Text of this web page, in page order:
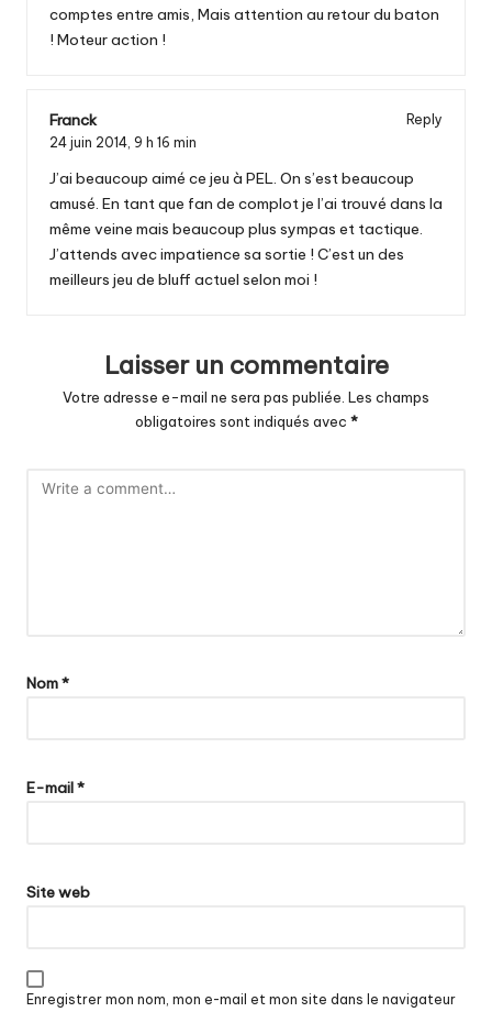
comptes entre amis, Mais attention au retour du baton
! Moteur action !
Franck
Reply
24 juin 2014, 9 h 16 min
J’ai beaucoup aimé ce jeu à PEL. On s’est beaucoup
amusé. En tant que fan de complot je l’ai trouvé dans la
même veine mais beaucoup plus sympas et tactique.
J’attends avec impatience sa sortie ! C’est un des
meilleurs jeu de bluff actuel selon moi !
Laisser un commentaire
Votre adresse e-mail ne sera pas publiée. Les champs
obligatoires sont indiqués avec *
Nom*
E-mail*
Site web
Enregistrer mon nom, mon e-mail et mon site dans le navigateur